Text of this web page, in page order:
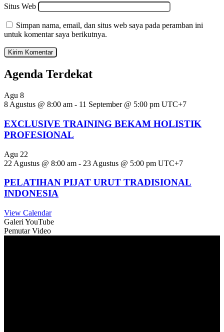
Situs Web
Simpan nama, email, dan situs web saya pada peramban ini
untuk komentar saya berikutnya.
Agenda Terdekat
Agu 8
8 Agustus @ 8:00 am - 11 September @ 5:00 pm UTC+7
EXCLUSIVE TRAINING BEKAM HOLISTIK
PROFESIONAL
Agu 22
22 Agustus @ 8:00 am - 23 Agustus @ 5:00 pm UTC+7
PELATIHAN PIJAT URUT TRADISIONAL
INDONESIA
View Calendar
Galeri YouTube
Pemutar Video